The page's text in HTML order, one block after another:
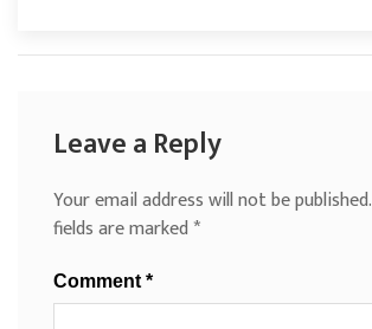
Leave a Reply
Your email address will not be published.
fields are marked*
Comment *